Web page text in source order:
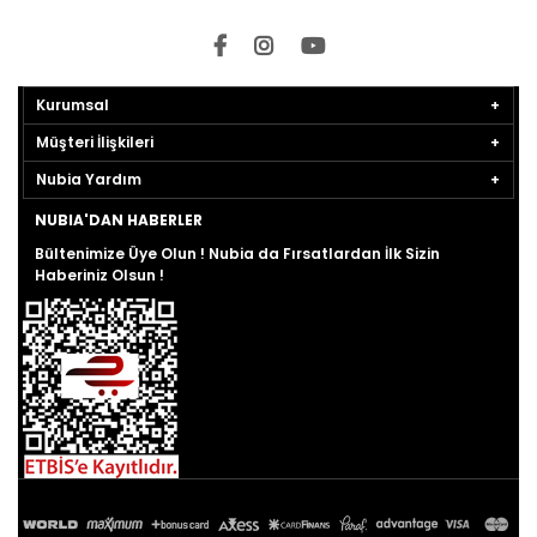
Kurumsal
Müşteri İlişkileri
Nubia Yardım
NUBIA'DAN HABERLER
Bültenimize Üye Olun ! Nubia da Fırsatlardan İlk Sizin
Haberiniz Olsun !